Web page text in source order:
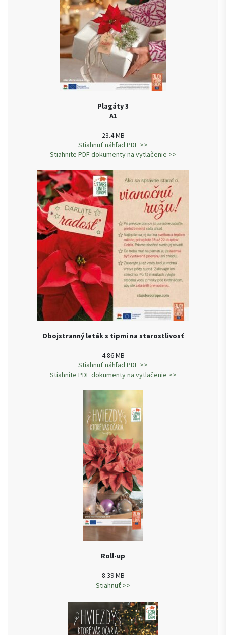
Plagáty 3
A1
23.4 MB
Stiahnuť náhľad PDF >>
Stiahnite PDF dokumenty na vytlačenie >>
Obojstranný leták s tipmi na starostlivosť
4.86 MB
Stiahnuť náhľad PDF >>
Stiahnite PDF dokumenty na vytlačenie >>
Roll-up
8.39 MB
Stiahnuť >>